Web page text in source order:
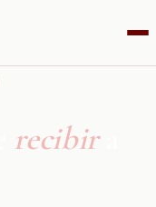
recibira